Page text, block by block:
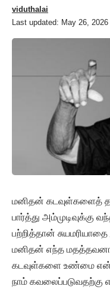
Last updated: May 26,
viduthalai
மனிதன் கடவுள்களைத்
பார்த்து
பற்றித்தான்
மனிதன் எந்த
கடவுள்களை உண்மை
நாம் கவலைப்படுவதற்கு